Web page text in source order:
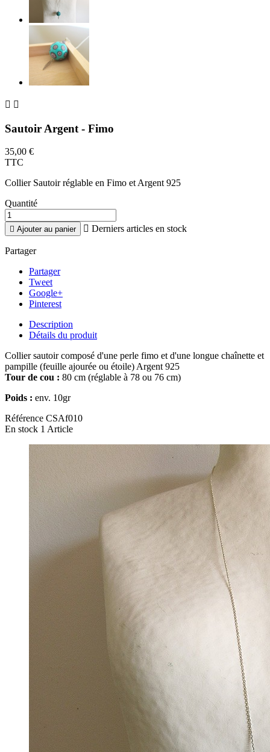
 
Sautoir Argent - Fimo
35,00 €
TTC
Collier Sautoir réglable en Fimo et Argent 925
Quantité
 Ajouter au panier  Derniers articles en stock
Partager
Partager
Tweet
Google+
Pinterest
Description
Détails du produit
Collier sautoir composé d'une perle fimo et d'une longue chaînette et
pampille (feuille ajourée ou étoile) Argent 925
Tour de cou : 80 cm (réglable à 78 ou 76 cm)
Poids : env. 10gr
Référence CSAf010
En stock 1 Article